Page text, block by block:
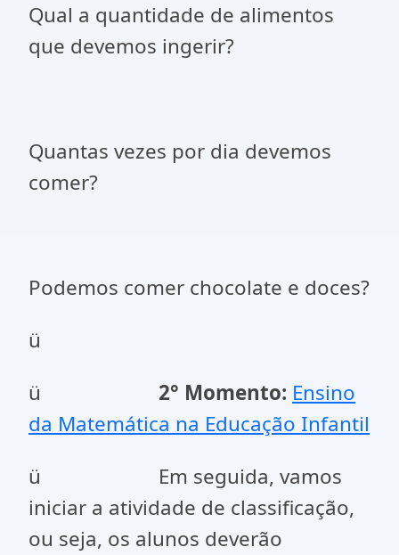
Qual a quantidade de alimentos
que devemos ingerir?
Quantas vezes por dia devemos
comer?
Podemos comer chocolate e doces?
ü
ü 2° Momento: Ensino
da Matemática na Educação Infantil
ü Em seguida, vamos
iniciar a atividade de classificação,
ou seja, os alunos deverão